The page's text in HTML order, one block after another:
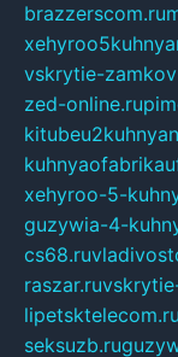
brazzerscom.ru
vskrytie-
zed-online.ru
xehyroo-5-
guzywia-4-
cs68.ru
raszar.ru
lipetsktelecom.ru
seksuzb.ru